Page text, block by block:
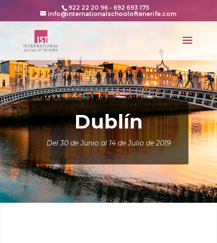
922 22 20 96 - 692 693 175
info@internationalschooloftenerife.com
Dublín
Del 30 de Junio al 14 de Julio de 2019